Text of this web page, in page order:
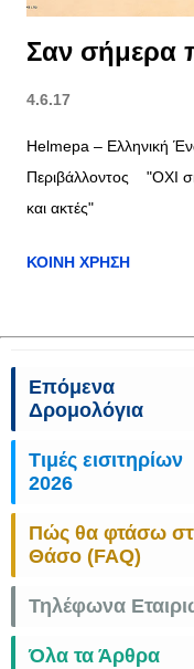
Σαν σήμερα
4.6.17
Helmepa – Ελληνική
Περιβάλλοντος "ΟΧΙ
και ακτές"
ΚΟΙΝΉ ΧΡΉΣΗ
Επόμενα
Δρομολόγια
Τιμές εισιτηρίων
2026
Πώς θα φτάσω
Θάσο (FAQ)
Τηλέφωνα
Όλα τα Άρθρα